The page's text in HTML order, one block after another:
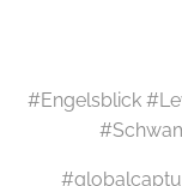
#Engelsblick